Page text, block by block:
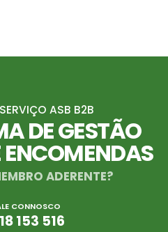
ASB B2B
DE GESTÃO
ENCOMENDAS
ADERENTE?
CONNOSCO
153 516